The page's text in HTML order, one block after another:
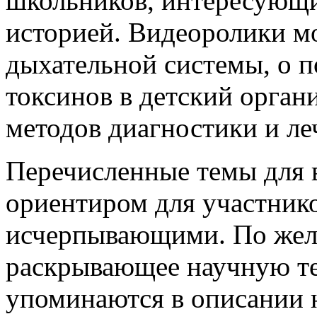
историей. Видеоролики
дыхательной системы, о
токсинов в детский
методов диагностики и
Перечисленные темы для
ориентиром для
исчерпывающими. По
раскрывающее научную
упоминаются в описании